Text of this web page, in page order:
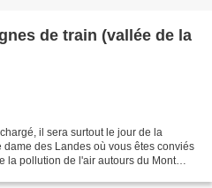
de train (vallée de la
il sera surtout le jour de la
des Landes où vous êtes conviés
la pollution de l'air autours du Mont